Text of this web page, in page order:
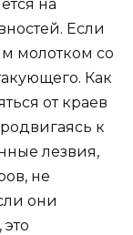
на
Если
молотком со
Как
от краев
к
лезвия,
не
они